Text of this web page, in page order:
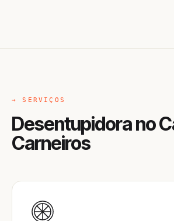
→ SERVIÇOS
Desentupidora no
Carneiros